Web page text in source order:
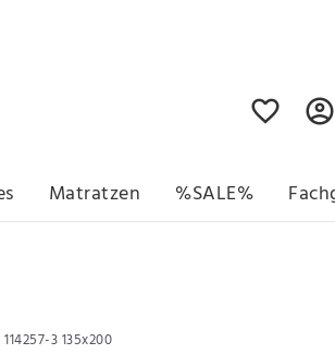
Matratzen %SALE%
114257-3 135x200